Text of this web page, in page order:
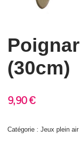
(30cm)
9,90€
Catégorie : Jeux plein air